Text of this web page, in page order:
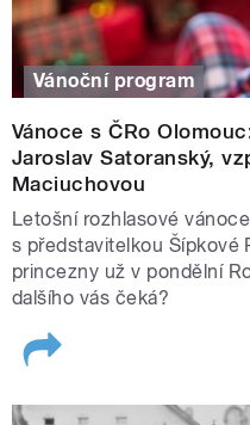
Vánoční program
Vánoce s ČRo
Jaroslav Satoranský,
Maciuchovou
Letošní rozhlasové
s představitelkou Šípkové
princezny už v pondělní
dalšího vás čeká?